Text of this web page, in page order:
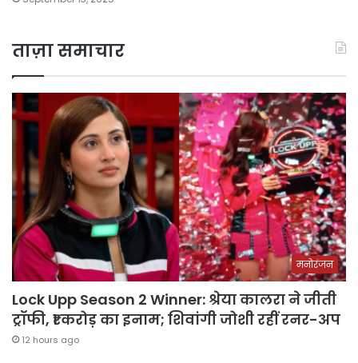
ताज़ा समाचार
मनोरंजन
Lock Upp Season 2 Winner: श्रेया कालरा ने जीती
ट्रॉफी, ₹1 करोड़ का इनाम; शिवांगी जोशी रहीं रनर-अप
12 hours ago